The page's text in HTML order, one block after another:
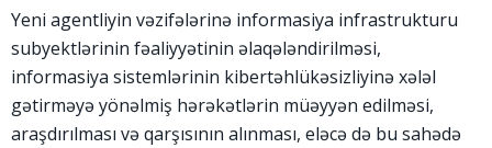
Yeni agentliyin vəzifələrinə informasiya infrastrukturu
subyektlərinin fəaliyyətinin əlaqələndirilməsi,
informasiya sistemlərinin kibertəhlükəsizliyinə xələl
gətirməyə yönəlmiş hərəkətlərin müəyyən edilməsi,
araşdırılması və qarşısının alınması, eləcə də bu sahədə